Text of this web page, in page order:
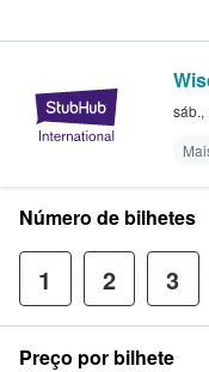
sáb.,
Número de bilhetes
1 2 3
Preço por bilhete